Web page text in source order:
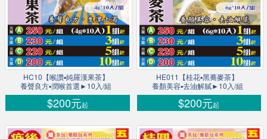
HC10【喉讚▪純羅漢果茶】
養聲良方▪潤喉首選►10入/組
$200元起
HE011【桂花▪黑蕎麥茶】
養顏美容▪去油解膩►10入/組
$200元起